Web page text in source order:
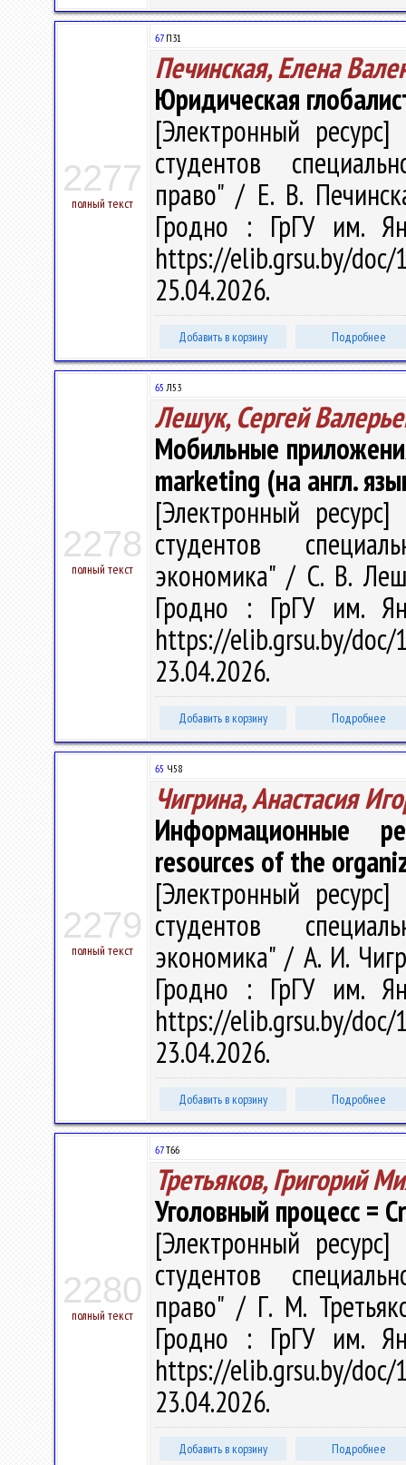
2277
полный текст
67П31
Печинская, Елена
Юридическая
[Электронный
студентов
право" / Е. В.
Гродно : ГрГУ им.
https://elib.grsu.by/
25.04.2026.
Добавить в корзину Подробнее
2278
полный текст
65 Л53
Лешук, Сергей
Мобильные
marketing (на англ.
[Электронный
студентов
экономика" / С. В.
Гродно : ГрГУ им.
https://elib.grsu.by/
23.04.2026.
Добавить в корзину Подробнее
2279
полный текст
65 Ч58
Чигрина, Анастасия
Информационные
resources of the
[Электронный
студентов
экономика" / А. И.
Гродно : ГрГУ им.
https://elib.grsu.by/
23.04.2026.
Добавить в корзину Подробнее
2280
полный текст
67Т66
Третьяков, Григорий
Уголовный процесс =
[Электронный
студентов
право" / Г. М.
Гродно : ГрГУ им.
https://elib.grsu.by/
23.04.2026.
Добавить в корзину Подробнее